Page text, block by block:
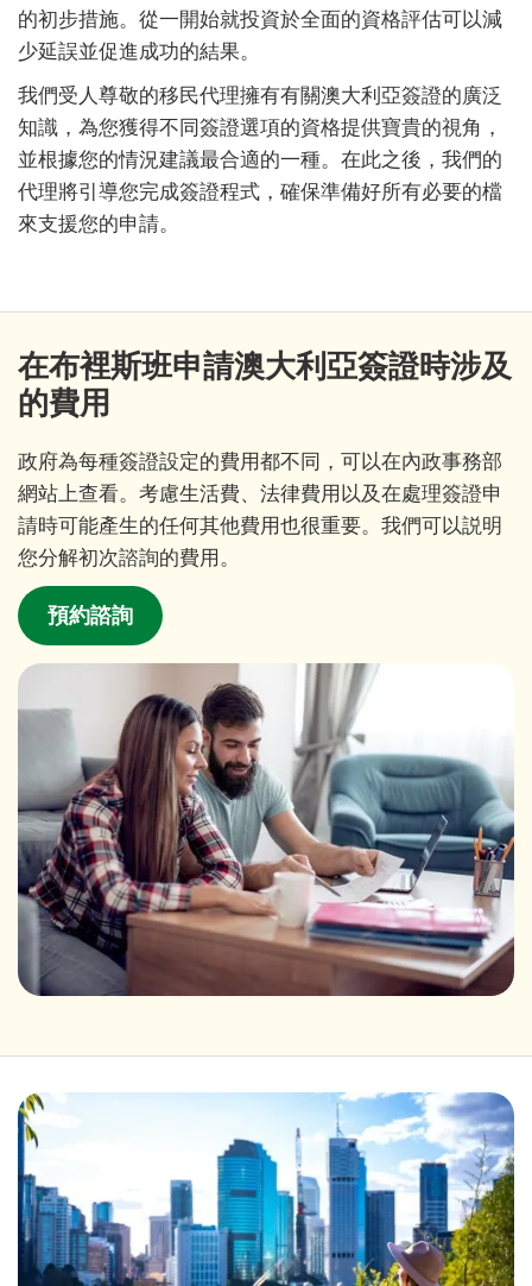
的初步措施。從一開始就投資於全面的資格評估可以減
少延誤並促進成功的結果。
我們受人尊敬的移民代理擁有有關澳大利亞簽證的廣泛
知識，為您獲得不同簽證選項的資格提供寶貴的視角，
並根據您的情況建議最合適的一種。在此之後，我們的
代理將引導您完成簽證程式，確保準備好所有必要的檔
來支援您的申請。
在布裡斯班申請澳大利亞簽證時涉及
的費用
政府為每種簽證設定的費用都不同，可以在內政事務部
網站上查看。考慮生活費、法律費用以及在處理簽證申
請時可能產生的任何其他費用也很重要。我們可以説明
您分解初次諮詢的費用。
預約諮詢